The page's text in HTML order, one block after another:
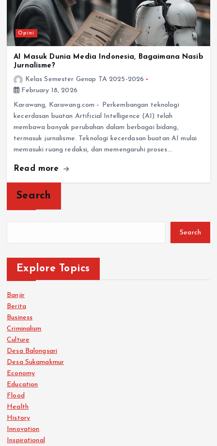
Opini
AI Masuk Dunia Media Indonesia, Bagaimana Nasib
Jurnalisme?
Kelas Semester Genap TA 2025-2026
February 18, 2026
Karawang, Karawang.com – Perkembangan teknologi
kecerdasan buatan Artificial Intelligence (AI) telah
membawa banyak perubahan dalam berbagai bidang,
termasuk jurnalisme. Teknologi kecerdasan buatan AI mulai
memasuki ruang redaksi, dan memengaruhi proses…
Read more
Search
Search
Explore Topics
Banjir
Berita
Business
Criminalism
Culture
Desa Balongsari
Desa Sukamakmur
Economy
Education
Flood
Health
History
Innovation
Inspirational